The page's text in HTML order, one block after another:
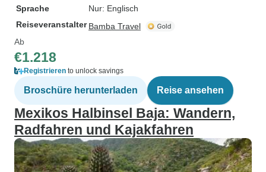
Sprache
Nur: Englisch
Reiseveranstalter Bamba Travel
Ab
€1.218
Registrieren to unlock savings
Broschüre herunterladen Reise ansehen
Mexikos Halbinsel Baja: Wandern,
Radfahren und Kajakfahren